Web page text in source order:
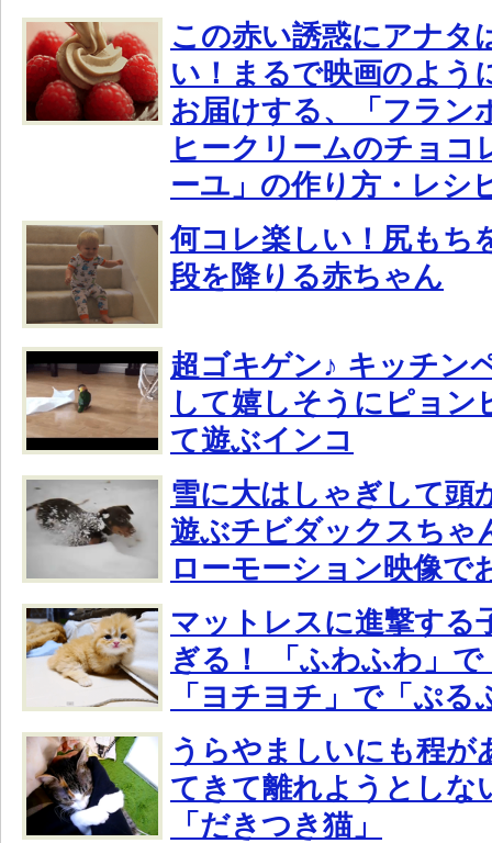
この赤い誘惑にアナタ
い！まるで映画のよう
お届けする、「フラン
ヒークリームのチョコ
ーユ」の作り方・レシ
何コレ楽しい！尻もち
段を降りる赤ちゃん
超ゴキゲン♪ キッチン
して嬉しそうにピョン
て遊ぶインコ
雪に大はしゃぎして頭
遊ぶチビダックスちゃ
ローモーション映像で
マットレスに進撃する
ぎる！ 「ふわふわ」
「ヨチヨチ」で「ぷる
うらやましいにも程が
てきて離れようとしな
「だきつき猫」